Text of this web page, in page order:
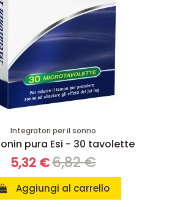
Integratori per il sonno
pura Esi - 30 tavolette
5,32 €6,82 €
Aggiungi al carrello